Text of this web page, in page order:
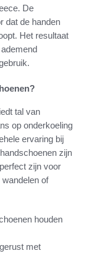
De
dat de handen
Het resultaat
tal van
op onderkoeling
ervaring bij
zijn
zijn voor
of
houden
met